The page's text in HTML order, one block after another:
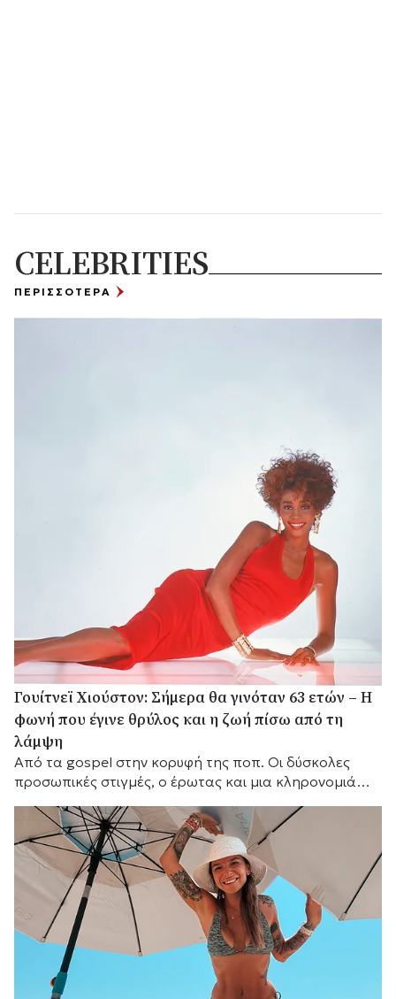
CELEBRITIES
ΠΕΡΙΣΣΟΤΕΡΑ
Γουίτνεϊ Χιούστον: Σήμερα θα γινόταν 63 ετών – Η
φωνή που έγινε θρύλος και η ζωή πίσω από τη
λάμψη
Από τα gospel στην κορυφή της ποπ. Οι δύσκολες
προσωπικές στιγμές, ο έρωτας και μια κληρονομιά